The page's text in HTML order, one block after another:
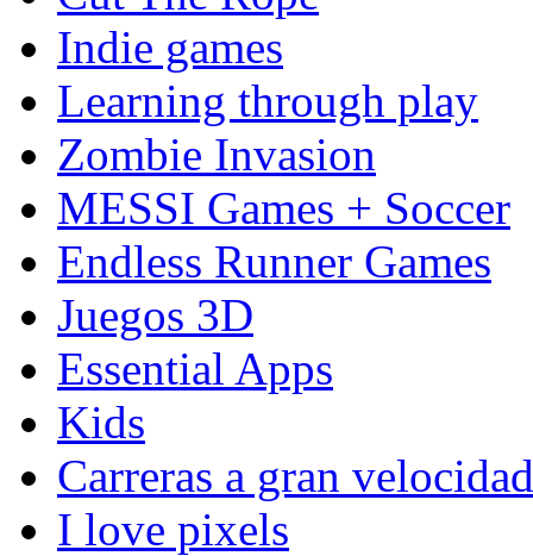
Indie games
Learning through play
Zombie Invasion
MESSI Games + Soccer
Endless Runner Games
Juegos 3D
Essential Apps
Kids
Carreras a gran velocidad
I love pixels